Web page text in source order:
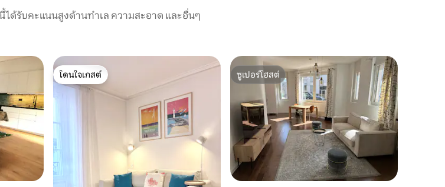
ได้รับคะแนนสูงด้านทำเล ความสะอาด และอื่นๆ
โดนใจเกสต์
โดนใจเกสต์
ซูเปอร์โฮสต์
ซูเปอร์โฮสต์